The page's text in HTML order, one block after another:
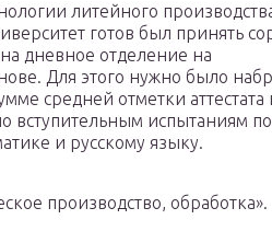
литейного
готов был принять
дневное отделение на
Для этого нужно было
средней отметки аттестата
вступительным испытаниям по
и русскому языку.
производство, обработка».